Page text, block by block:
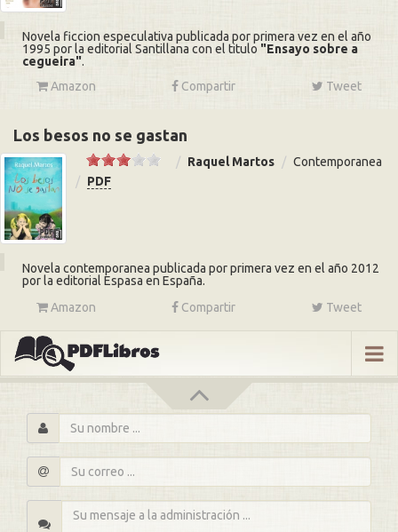
Novela ficcion especulativa publicada por primera vez en el año
1995 por la editorial Santillana con el titulo
Ensayo sobre a
cegueira .
Amazon
Compartir Tweet
Los besos no se gastan
Raquel Martos
Contemporanea
PDF
Novela contemporanea publicada por primera vez en el año 2012
por la editorial Espasa en España.
Amazon
Compartir Tweet